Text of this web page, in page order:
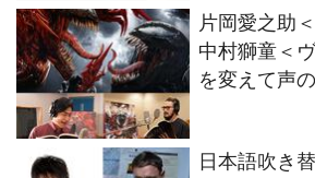
片岡愛之助
中村獅童＜
を変えて声
日本語吹き